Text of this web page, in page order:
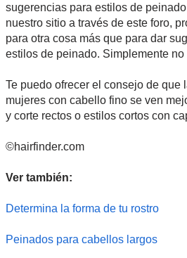
sugerencias para estilos de
nuestro sitio a través de este foro,
para otra cosa más que para dar
estilos de peinado. Simplemente
Te puedo ofrecer el consejo de que
mujeres con cabello fino se ven
y corte rectos o estilos cortos con
©hairfinder.com
Ver también:
Determina la forma de tu rostro
Peinados para cabellos largos